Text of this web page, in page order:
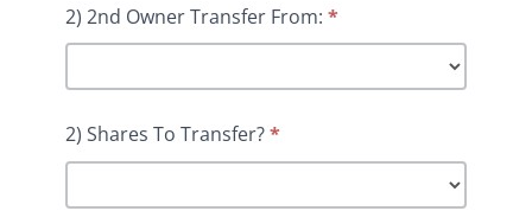
2) 2nd Owner Transfer From: *
2) Shares To Transfer?*